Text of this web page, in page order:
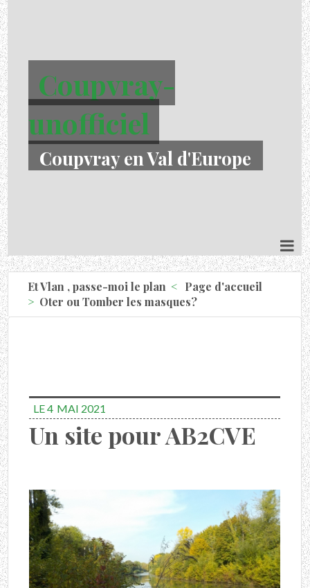
Coupvray-
unofficiel
Coupvray en Val d'Europe
Et Vlan , passe-moi le plan
Page d'accueil
Oter ou Tomber les masques?
LE 4 MAI 2021
Un site pour AB2CVE